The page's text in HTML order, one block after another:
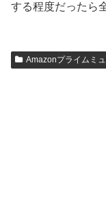
する程度だったら
Amazonプライムミ